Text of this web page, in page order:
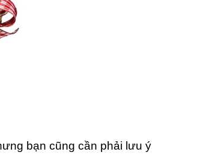
bạn cũng cần phải lưu ý